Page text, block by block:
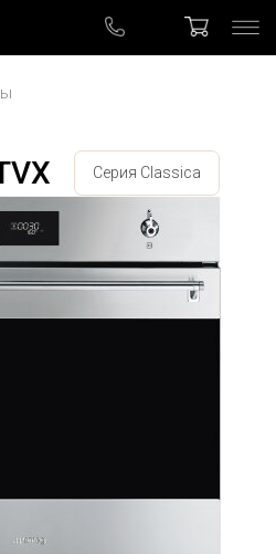
Серия Classica